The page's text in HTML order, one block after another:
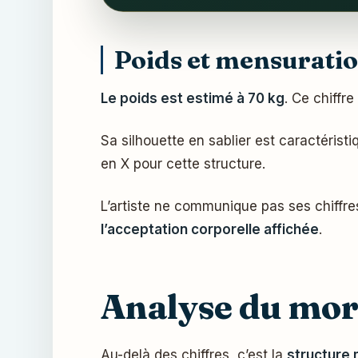
Poids et
Le poids est estimé à 70 kg. Ce chiffre
Sa silhouette en sablier est
en X pour cette structure.
L’artiste ne communique pas ses
l’acceptation corporelle affichée.
Analyse du
Au-delà des chiffres, c’est la structure